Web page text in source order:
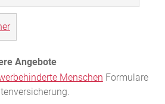
Menschen Formulare